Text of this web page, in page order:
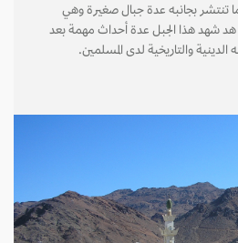
تنتشر بجانبه عدة جبال صغيرة وهي
شهد هذا الجبل عدة أحداث مهمة بعد
والتاريخية لدى المسلمين.